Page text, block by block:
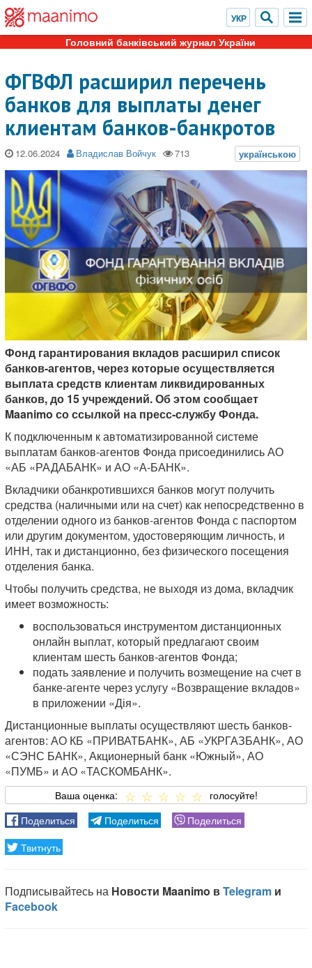
Головний банківський журнал України
ФГВФЛ расширил перечень
банков для выплаты денег
клиентам банков-банкротов
12.06.2024 Владислав Войчук
Фонд гарантирования вкладов расширил список
банков-агентов, через которые осуществляется
выплата средств клиентам ликвидированных
банков, до 15 учреждений. Об этом сообщает
Maanimo со ссылкой на пресс-службу Фонда.
К подключенным к автоматизированной системе
выплатам банков-агентов Фонда присоединились АО
«АБ «РАДАБАНК» и АО «А-БАНК».
Вкладчики обанкротившихся банков могут получить
средства (наличными или на счет) как непосредственно в
отделении одного из банков-агентов Фонда с паспортом
или другим документом, удостоверяющим личность, и
ИНН, так и дистанционно, без физического посещения
отделения банка.
Чтобы получить средства, не выходя из дома, вкладчик
имеет возможность:
воспользоваться инструментом дистанционных
онлайн выплат, который предлагают своим
клиентам шесть банков-агентов Фонда;
подать заявление и получить возмещение на счет в
банке-агенте через услугу «Возвращение вкладов»
в приложении «Дія».
Дистанционные выплаты осуществляют шесть банков-
агентов: АО КБ «ПРИВАТБАНК», АБ «УКРГАЗБАНК», АО
«СЭНС БАНК», Акционерный банк «Южный», АО
«ПУМБ» и АО «ТАСКОМБАНК».